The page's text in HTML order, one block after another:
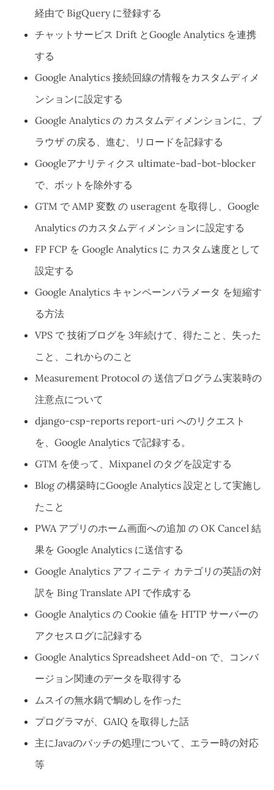
経由で BigQuery に登録する
チャットサービス Drift とGoogle Analytics を連携
する
Google Analytics 接続回線の情報をカスタムディメ
ンションに設定する
Google Analytics の カスタムディメンションに、ブ
ラウザ の戻る、進む、リロードを記録する
Googleアナリティクス ultimate-bad-bot-blocker
で、ボットを除外する
GTM で AMP 変数 の useragent を取得し、Google
Analytics のカスタムディメンションに設定する
FP FCP を Google Analytics に カスタム速度として
設定する
Google Analytics キャンペーンパラメータ を短縮す
る方法
VPS で 技術ブログを 3年続けて、得たこと、失った
こと、これからのこと
Measurement Protocol の 送信プログラム実装時の
注意点について
django-csp-reports report-uri へのリクエスト
を、Google Analytics で記録する。
GTM を使って、Mixpanel のタグを設定する
Blog の構築時にGoogle Analytics 設定として実施し
たこと
PWA アプリのホーム画面への追加 の OK Cancel 結
果を Google Analytics に送信する
Google Analytics アフィニティ カテゴリの英語の対
訳を Bing Translate API で作成する
Google Analytics の Cookie 値を HTTP サーバーの
アクセスログに記録する
Google Analytics Spreadsheet Add-on で、コンバ
ージョン関連のデータを取得する
ムスイの無水鍋で鯛めしを作った
プログラマが、GAIQ を取得した話
主にJavaのバッチの処理について、エラー時の対応
等